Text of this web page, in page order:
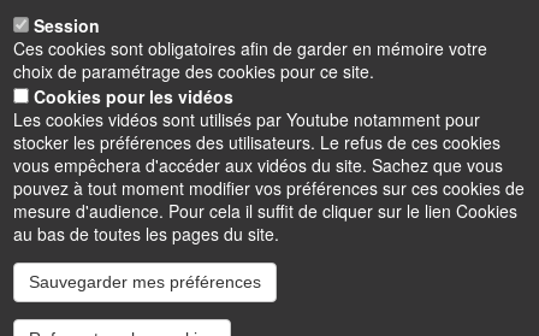
Informations
InstagramLinkedInYoutube
Session
Ces cookies sont obligatoires afin de garder en mémoire votre
choix de paramétrage des cookies pour ce site.
Cookies pour les vidéos
Les cookies vidéos sont utilisés par Youtube notamment pour
stocker les préférences des utilisateurs. Le refus de ces cookies
vous empêchera d'accéder aux vidéos du site. Sachez que vous
pouvez à tout moment modifier vos préférences sur ces cookies de
mesure d'audience. Pour cela il suffit de cliquer sur le lien Cookies
au bas de toutes les pages du site.
Sauvegarder mes préférences